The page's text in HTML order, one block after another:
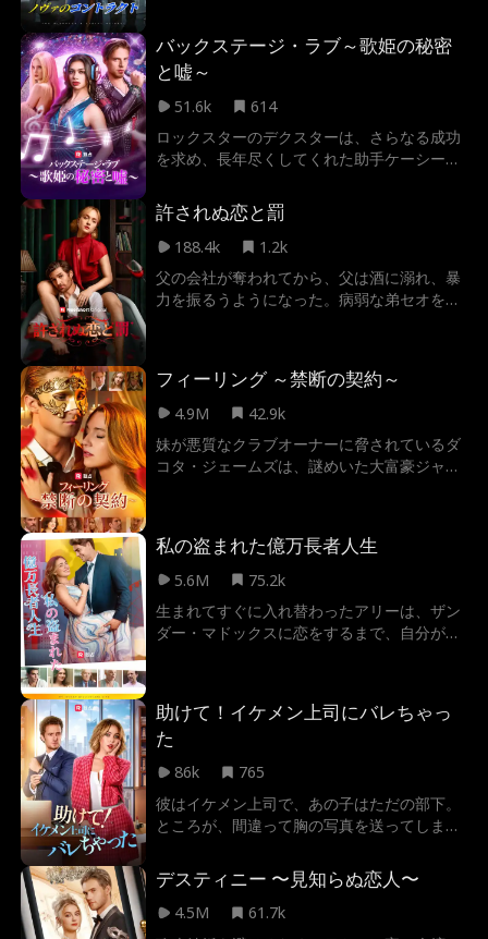
要されるという裏切りに遭った。失意のどん
底で出会ったのは、ハンサムな富豪ロイ・グ
ラント。勢いで結婚したエルは、彼が元夫の
最大のライバルであることを知り衝撃を受け
る。「目的が同じなら、手を組まない？」奪
われた栄光を取り戻すため、エルとロイは偽
装夫婦として、協力関係を結んでいた。元夫
世界最大のテック契約を巡る戦いに挑む。
バックステージ・ラブ～歌姫の秘密
と嘘～
51.6k
614
ロックスターのデクスターは、さらなる成功
を求め、長年尽くしてくれた助手ケーシーを
かし彼は知らなかった。地味な助手だと思っ
ていたケーシーこそが、彼のキャリアを築き
上げた謎の天才プロデューサー「エコー」で
あり、彼の所属レーベルの真のオーナーであ
ることを……真実が明かされる時、二人の愛
と音楽の運命はどうなるのか？
許されぬ恋と罰
188.4k
1.2k
父の会社が奪われてから、父は酒に溺れ、暴
力を振るうようになった。病弱な弟セオを救
レックスロスだった。 弟を人質に取られ、エ
ディは父の命令でトレントをスパイすること
はなく禁断の欲望だった。 年の差を越えた危
険な恋が、互いを破滅へと導いていく——
フィーリング ～禁断の契約～
4.9M
42.9k
妹が悪質なクラブオーナーに脅されているダ
コタ・ジェームズは、謎めいた大富豪ジャク
取り戻し始める。しかし、ダコタは自分が余
命わずかだと知り、ジャクソンを傷つけない
に巻き込まれたとき、仮面の男「ハデス」—
実はジャクソン—が彼女を救う。だが、二人
力によって、その愛は散ってしまうのか。
私の盗まれた億万長者人生
5.6M
75.2k
生まれてすぐに入れ替わったアリーは、ザン
ダー・マドックスに恋をするまで、自分が何
する男に嘘をつくか悩んでいる…
助けて！イケメン上司にバレちゃっ
た
86k
765
彼はイケメン上司で、あの子はただの部下。
ところが、間違って胸の写真を送ってしまっ
ィスと彼女の心をめちゃくちゃにしてしまっ
た。
デスティニー 〜見知らぬ恋人〜
4.5M
61.7k